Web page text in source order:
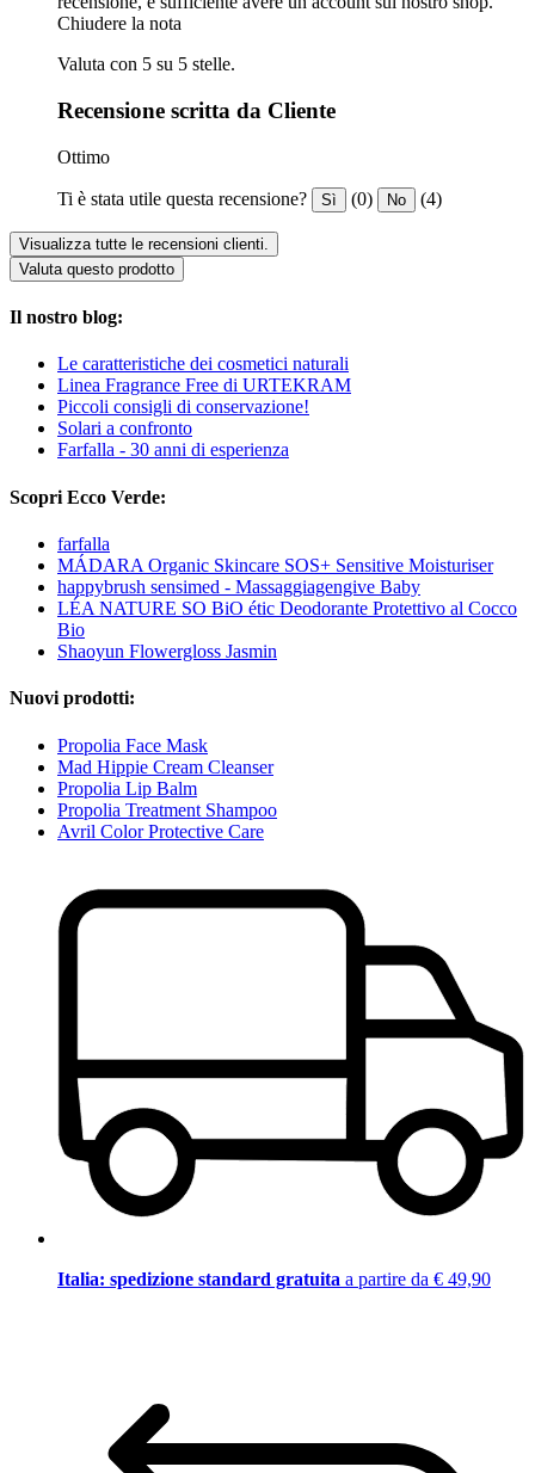
Chiudere la nota
Valuta con 5 su 5 stelle.
Recensione scritta da Cliente
Ottimo
Ti è stata utile questa recensione? Sì (0) No (4)
Visualizza tutte le recensioni clienti.
Valuta questo prodotto
Il nostro blog:
Le caratteristiche dei cosmetici naturali
Linea Fragrance Free di URTEKRAM
Piccoli consigli di conservazione!
Solari a confronto
Farfalla - 30 anni di esperienza
Scopri Ecco Verde:
farfalla
MÁDARA Organic Skincare SOS+ Sensitive Moisturiser
happybrush sensimed - Massaggiagengive Baby
LÉA NATURE SO BiO étic Deodorante Protettivo al Cocco
Bio
Shaoyun Flowergloss Jasmin
Nuovi prodotti:
Propolia Face Mask
Mad Hippie Cream Cleanser
Propolia Lip Balm
Propolia Treatment Shampoo
Avril Color Protective Care
Italia: spedizione standard gratuita a partire da € 49,90